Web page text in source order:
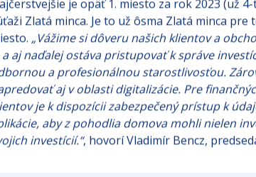
svojho vzniku získal PRF množstvo ocenení
je opäť 1. miesto za rok 2023 (už
Zlatá minca. Je to už ôsma Zlatá minca
„Vážime si dôveru našich klientov a
a aj naďalej ostáva pristupovať k správe
a profesionálnou starostlivosťou.
aj v oblasti digitalizácie. Pre
je k dispozícii zabezpečený prístup k